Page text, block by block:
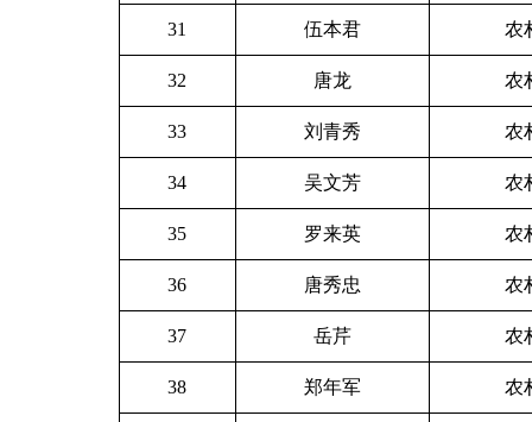
31 伍本君 农
32 唐龙 农
33 刘青秀 农
34 吴文芳 农
35 罗来英 农
36 唐秀忠 农
37 岳芹 农
38 郑年军 农